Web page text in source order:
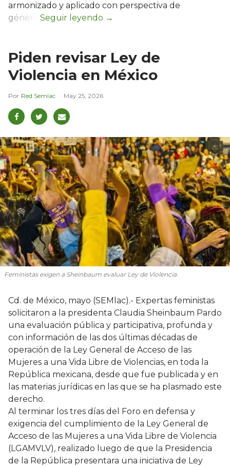
armonizado y aplicado con perspectiva de
género.
Piden revisar Ley de
Violencia en México
Red Semlac May 25, 2026
Feministas exigen a Sheinbaum evaluar Ley de Violencia.
Cd. de México, mayo (SEMlac).- Expertas feministas
solicitaron a la presidenta Claudia Sheinbaum Pardo
una evaluación pública y participativa, profunda y
con información de las dos últimas décadas de
operación de la Ley General de Acceso de las
Mujeres a una Vida Libre de Violencias, en toda la
República mexicana, desde que fue publicada y en
las materias jurídicas en las que se ha plasmado este
derecho.
Al terminar los tres días del Foro en defensa y
exigencia del cumplimiento de la Ley General de
Acceso de las Mujeres a una Vida Libre de Violencia
(LGAMVLV), realizado luego de que la Presidencia
de la República presentara una iniciativa de Ley